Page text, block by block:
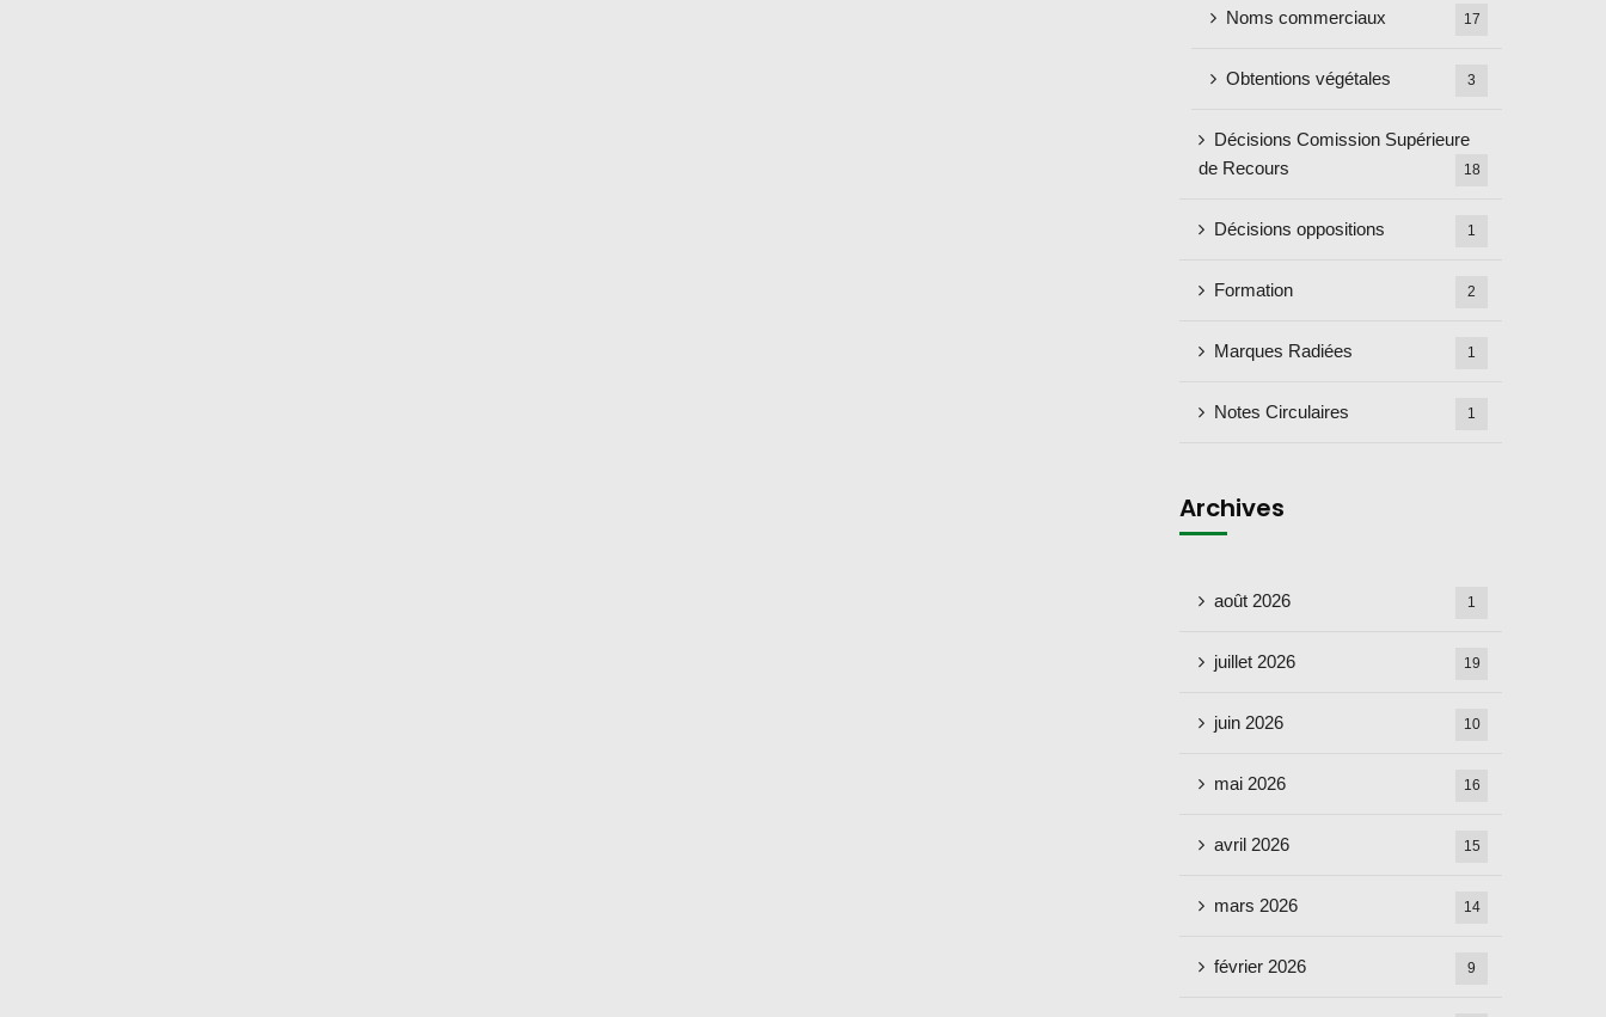
Noms commerciaux 17
Obtentions végétales 3
Décisions Comission Supérieure
de Recours
18
Décisions oppositions 1
Formation 2
Marques Radiées 1
Notes Circulaires 1
Archives
août 2026 1
juillet 2026 19
juin 2026 10
mai 2026 16
avril 2026 15
mars 2026 14
février 2026 9